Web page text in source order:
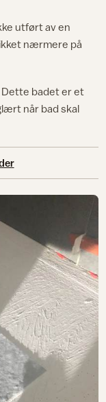
utført av en
nærmere på
Dette badet er et
når bad skal